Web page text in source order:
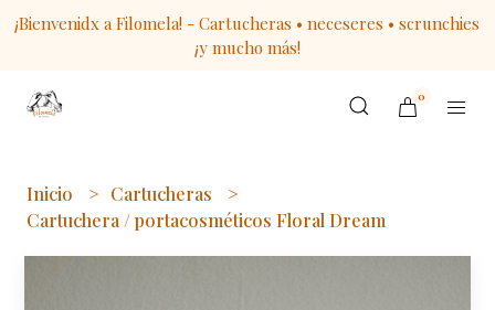
¡Bienvenidx a Filomela! - Cartucheras • neceseres • scrunchies
¡y mucho más!
0
Inicio
Cartucheras
Cartuchera / portacosméticos Floral Dream